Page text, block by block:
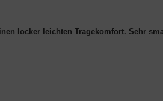
locker leichten Tragekomfort. Sehr